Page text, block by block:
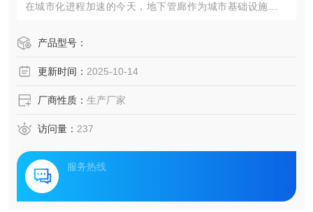
在城市化进程加速的今天，地下管廊作为城市基础设施的重
中，电力设施的安全稳定运行直接关系到城市的正常运转和
维需求，一套集成了监测技术、智能分析算法与高效运维管
产品型号：
更新时间： 2025-10-14
厂商性质： 生产厂家
访问量： 237
服务热线